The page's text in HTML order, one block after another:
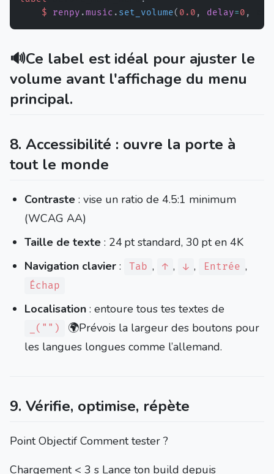
$
renpy .music . set_volume( 0.0 , delay=0 ,
🔊Ce label est idéal pour ajuster le
volume avant l'affichage du menu
principal.
8. Accessibilité : ouvre la porte à
tout le monde
Contraste : vise un ratio de 4.5:1 minimum
(WCAG AA)
Taille de texte : 24 pt standard, 30 pt en 4K
Navigation clavier : Tab , ↑ , ↓ , Entrée ,
Échap
Localisation : entoure tous tes textes de
_("")
🌍Prévois la largeur des boutons pour
les langues longues comme l’allemand.
9. Vérifie, optimise, répète
Point Objectif Comment tester ?
Chargement < 3 s Lance ton build depuis